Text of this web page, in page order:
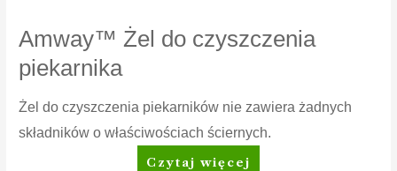
Amway™ Żel do czyszczenia
piekarnika
Żel do czyszczenia piekarników nie zawiera żadnych
składników o właściwościach ściernych.
Amway™
Czytaj więcej